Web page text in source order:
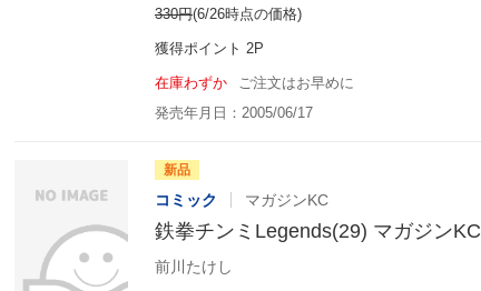
330円(6/26時点の価格)
獲得ポイント 2P
在庫わずか
ご注文はお早めに
発売年月日：2005/06/17
新品
コミック マガジンKC
鉄拳チンミLegends(29) マガジンKC
前川たけし